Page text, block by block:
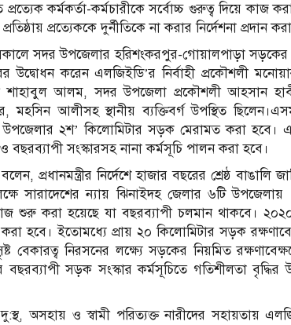
কর্মকর্তা-কর্মচারীকে সর্বোচ্চ গুরুত্ব দিয়ে কাজ
প্রত্যেককে দুর্নীতিকে না করার নির্দেশনা প্রদান
সকালে সদর উপজেলার হরিশংকরপুর-গোয়ালপাড়া
উদ্বোধন করেন এলজিইডি’র নির্বাহী প্রকৌশলী
শাহাবুল আলম, সদর উপজেলা প্রকৌশলী আহসান
আলীসহ স্থানীয় ব্যক্তিবর্গ উপস্থিত
উপজেলার ২শ’ কিলোমিটার সড়ক মেরামত করা হবে।
সংস্কারসহ নানা কর্মসূচি পালন করা হবে।
প্রধানমন্ত্রীর নির্দেশে হাজার বছরের শ্রেষ্ঠ বাঙালি
সারাদেশের ন্যায় ঝিনাইদহ জেলার ৬টি
শুরু করা হয়েছে যা বছরব্যাপী চলমান থাকবে।
হবে। ইতোমধ্যে প্রায় ২০ কিলোমিটার সড়ক
বেকারত্ব নিরসনের লক্ষ্যে সড়কের নিয়মিত
সড়ক সংস্কার কর্মসূচিতে গতিশীলতা বৃদ্ধির
দু:স্থ, অসহায় ও স্বামী পরিত্যক্ত নারীদের সহায়তায়